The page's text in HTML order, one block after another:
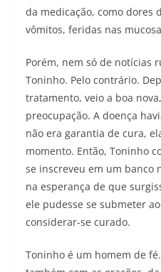
da medicação, como dores
vômitos, feridas nas
Porém, nem só de notícias
Toninho. Pelo contrário.
tratamento, veio a boa
preocupação. A doença
não era garantia de cura,
momento. Então, Toninho
se inscreveu em um banco
na esperança de que
ele pudesse se submeter
considerar-se curado.
Toninho é um homem de